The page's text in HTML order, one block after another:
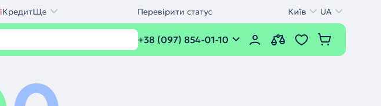
КредитЩе Перевірити статус Київ UA
+38 (097) 854-01-10